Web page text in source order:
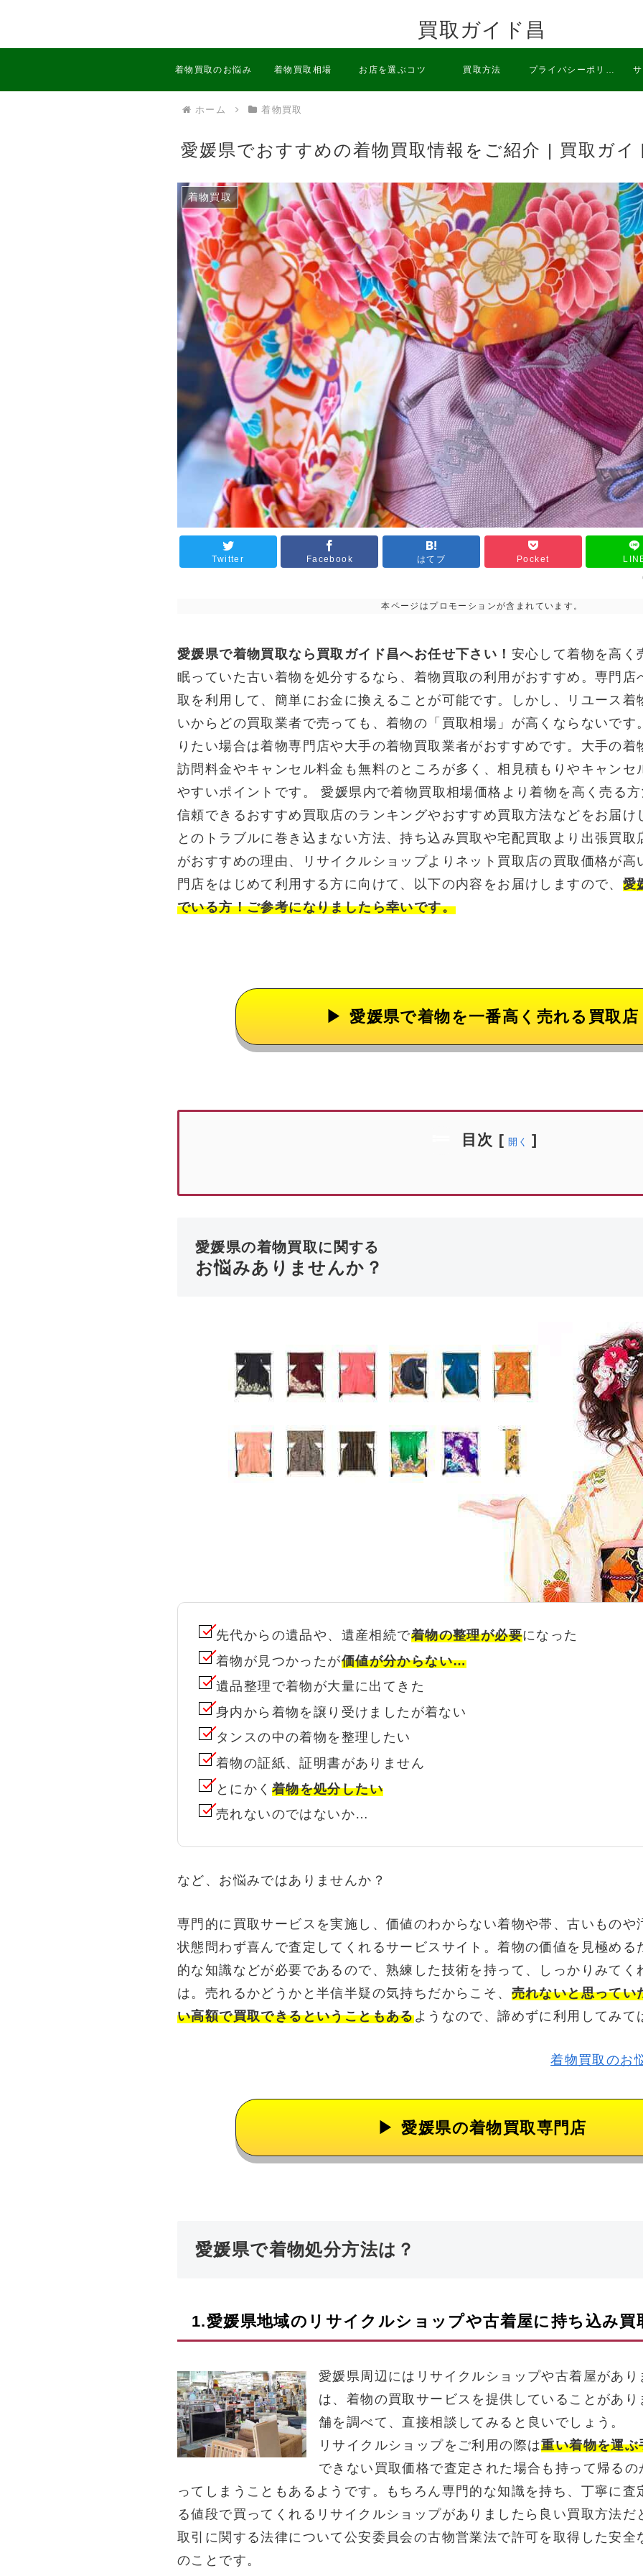
買取ガイド昌
着物買取のお悩み 着物買取相場 お店を選ぶコツ 買取方法 プライバシーポリシ
ホーム 着物買取
愛媛県でおすすめの着物買取情報をご紹介 | 買取ガイ
着物買取
Twitter Facebook はてブ Pocket
本ページはプロモーションが含まれています。
愛媛県で着物買取なら買取ガイド昌へお任せ下さい！ 安心して着物を高く
眠っていた古い着物を処分するなら、着物買取の利用がおすすめ。専門店
取を利用して、簡単にお金に換えることが可能です。しかし、リユース着
いからどの買取業者で売っても、着物の「買取相場」が高くならないです
りたい場合は着物専門店や大手の着物買取業者がおすすめです。大手の着
訪問料金やキャンセル料金も無料のところが多く、相見積もりやキャンセ
やすいポイントです。 愛媛県内で着物買取相場価格より着物を高く売る方
信頼できるおすすめ買取店のランキングやおすすめ買取方法などをお届け
とのトラブルに巻き込まない方法、持ち込み買取や宅配買取より出張買取
がおすすめの理由、リサイクルショップよりネット買取店の買取価格が高
門店をはじめて利用する方に向けて、以下の内容をお届けしますので、 愛
でいる方！ご参考になりましたら幸いです。
愛媛県で着物を一番高く売れる買取店
目次 [ 開く ]
愛媛県の着物買取に関する
お悩みありませんか？
先代からの遺品や、遺産相続で着物の整理が必要になった
着物が見つかったが価値が分からない…
遺品整理で着物が大量に出てきた
身内から着物を譲り受けましたが着ない
タンスの中の着物を整理したい
着物の証紙、証明書がありません
とにかく 着物を処分したい
売れないのではないか…
など、お悩みではありませんか？
専門的に買取サービスを実施し、価値のわからない着物や帯、古いものや
状態問わず喜んで査定してくれるサービスサイト。着物の価値を見極める
的な知識などが必要であるので、熟練した技術を持って、しっかりみてく
は。売れるかどうかと半信半疑の気持ちだからこそ、 売れないと思ってい
い高額で買取できるということもあるようなので、諦めずに利用してみて
着物買取のお
愛媛県の着物買取専門店
愛媛県で着物処分方法は？
1.愛媛県地域のリサイクルショップや古着屋に持ち込み買
愛媛県周辺にはリサイクルショップや古着屋があ
は、着物の買取サービスを提供していることがあ
舗を調べて、直接相談してみると良いでしょう。
リサイクルショップをご利用の際は重い着物を運
できない買取価格で査定された場合も持って帰る
ってしまうこともあるようです。もちろん専門的な知識を持ち、丁寧に査
る値段で買ってくれるリサイクルショップがありましたら良い買取方法
取引に関する法律について公安委員会の古物営業法で許可を取得した安全
のことです。